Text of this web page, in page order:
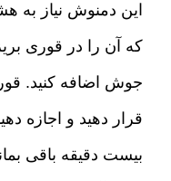
این دمنوش نیاز به
که آن را در قوری
جوش اضافه کنید.
قرار دهید و اجازه
بیست دقیقه باقی